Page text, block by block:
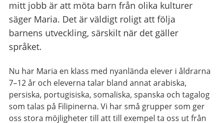
mitt jobb är att möta barn från olika kulturer
säger Maria. Det är väldigt roligt att följa
barnens utveckling, särskilt när det gäller
språket.
Nu har Maria en klass med nyanlända elever i åldrarna
7–12 år och eleverna talar bland annat arabiska,
persiska, portugisiska, somaliska, spanska och tagalog
som talas på Filipinerna. Vi har små grupper som ger
oss stora möjligheter till att till exempel ta oss ut från